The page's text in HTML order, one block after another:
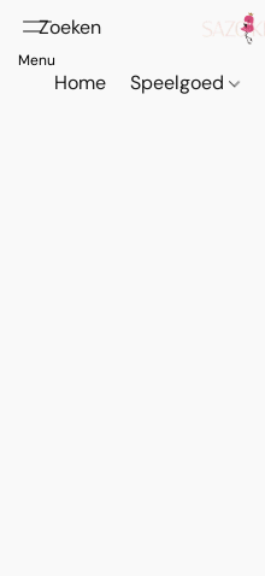
Home Speelgoed